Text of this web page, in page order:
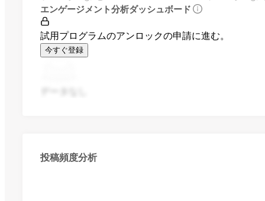
エンゲージメント分析ダッシュボード
試用プログラムのアンロックの申請に進む。
今すぐ登録
投稿頻度分析